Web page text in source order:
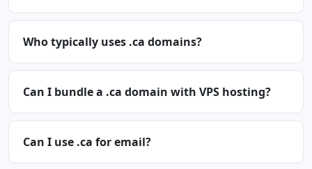
Who typically uses .ca domains?
Can I bundle a .ca domain with VPS hosting?
Can I use .ca for email?